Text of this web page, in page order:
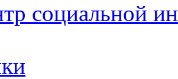
социальной